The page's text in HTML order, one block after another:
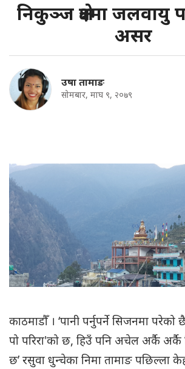
निकुञ्ज क्षेत्रमा जलवायु
असर
उषा तामाङ
सोमबार, माघ ९, २०७९
काठमाडौँ । ‘पानी पर्नुपर्ने सिजनमा
पो परिरा'को छ, हिउँ पनि अचेल अर्कै अर्कै
छ’ रसुवा धुन्चेका निमा तामाङ पछिल्ला